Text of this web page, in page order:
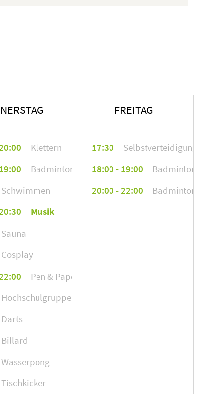
Klettern
Badminton
Schwimmen
Musik
Sauna
Cosplay
Pen & Paper
Hochschulgruppe Sicherheitspolitik
Darts
Billard
Wasserpong
Tischkicker
FREITAG
17:30
Selbstverteidigung
18:00 - 19:00
Badminton
20:00 - 22:00
Badminton